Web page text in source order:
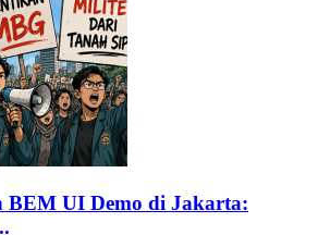
UI Demo di Jakarta: